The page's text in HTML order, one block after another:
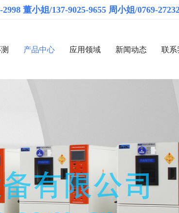
2998 董小姐/137-9025-9655 周小姐/0769-
产品中心 应用领域 新闻动态 联系